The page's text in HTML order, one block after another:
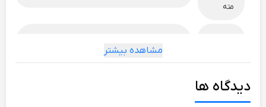
مته
بتن
مشاهده بیشتر
دیدگاه ها